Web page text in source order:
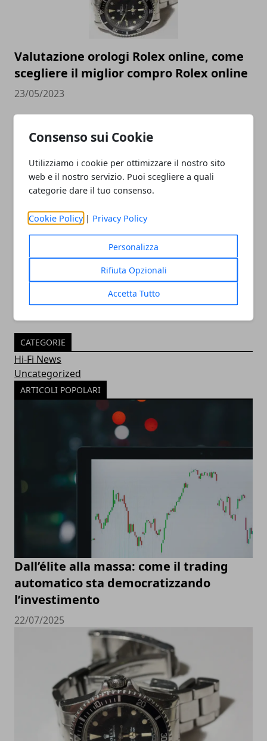
Consenso sui Cookie
Utilizziamo i cookie per ottimizzare il nostro sito
web e il nostro servizio. Puoi scegliere a quali
categorie dare il tuo consenso.
Cookie Policy | Privacy Policy
Personalizza
Rifiuta Opzionali
Accetta Tutto
Valutazione orologi Rolex online, come
scegliere il miglior compro Rolex online
23/05/2023
Come cambia la SEO nel 2023 e perché è
essenziale per la visibilità
30/11/2022
CATEGORIE
Hi-Fi News
Uncategorized
ARTICOLI POPOLARI
Dall’élite alla massa: come il trading
automatico sta democratizzando
l’investimento
22/07/2025